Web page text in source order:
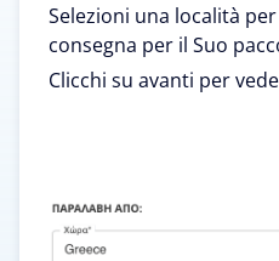
Selezioni una località
consegna per il Suo
Clicchi su avanti per